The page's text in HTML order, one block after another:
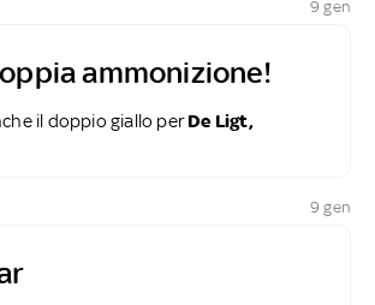
9 gen
doppia ammonizione!
il doppio giallo perDe Ligt,
9 gen